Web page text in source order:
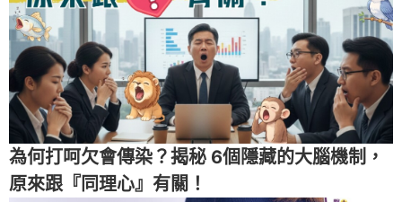
為何打呵欠會傳染？揭秘 6個隱藏的大腦機制，
原來跟『同理心』有關！